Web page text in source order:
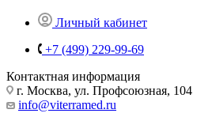
Личный кабинет
+7 (499) 229-99-69
Контактная информация
г. Москва, ул. Профсоюзная, 104
info@viterramed.ru